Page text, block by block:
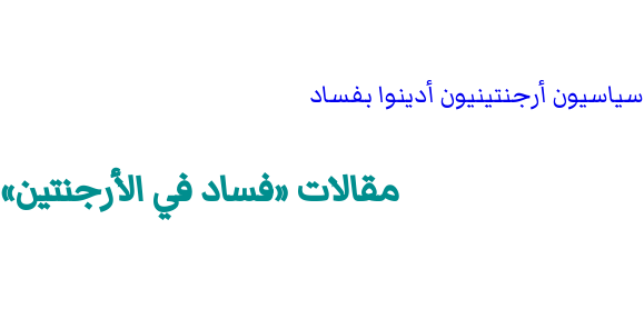
سياسيون أرجنتينيون أدينوا بفساد
مقالات «فساد في الأرجنتين»